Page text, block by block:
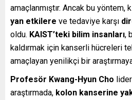
amaçlanmıştır. Ancak bu yöntem,
yan etkilere ve tedaviye karşı
oldu. KAIST’teki bilim insanları,
kaldırmak için kanserli hücreleri
amaçlayan yenilikçi bir
Profesör Kwang-Hyun Cho
araştırmada, kolon kanserine